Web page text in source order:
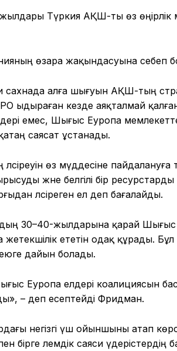
Түркия АҚШ-ты өз өңірлік
өзара жақындасуына себеп
алға шығуын АҚШ-тың
ыдыраған кезде аяқталмай
емес, Шығыс Еуропа
саясат ұстанады.
өз мүддесіне
және белгілі бір
әлсіреген ел деп бағалайды.
30–40-жылдарына қарай Шығыс
ететін одақ құрады. Бұл
дайын болады.
Еуропа елдері коалициясын
– деп есептейді Фридман.
негізгі үш ойыншыны атап
бірге әлемдік саяси